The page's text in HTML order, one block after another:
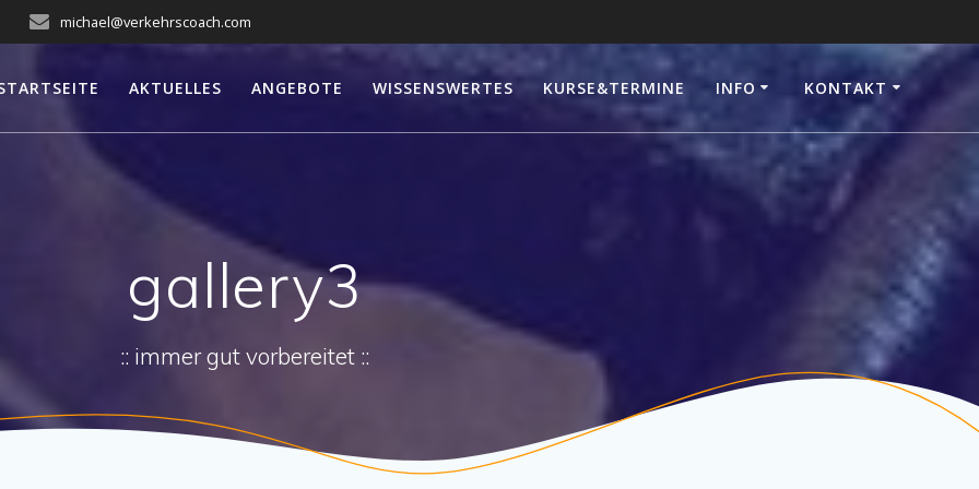
michael@verkehrscoach.com
AKTUELLES ANGEBOTE WISSENSWERTES KURSE&TERMINE INFO KONTAKT
gallery3
:: immer gut vorbereitet ::